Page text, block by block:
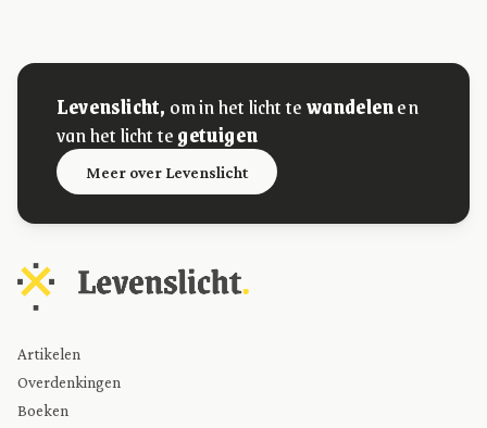
Levenslicht, om in het licht tewandelenen
van het licht tegetuigen
Meer over Levenslicht
Artikelen
Overdenkingen
Boeken